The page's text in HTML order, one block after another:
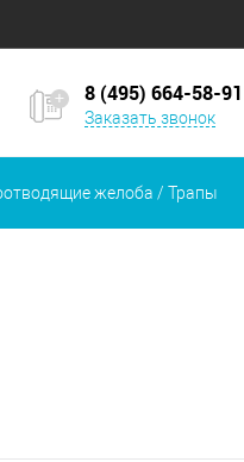
8 (495) 664-58-91
Заказать звонок
желоба / Трапы